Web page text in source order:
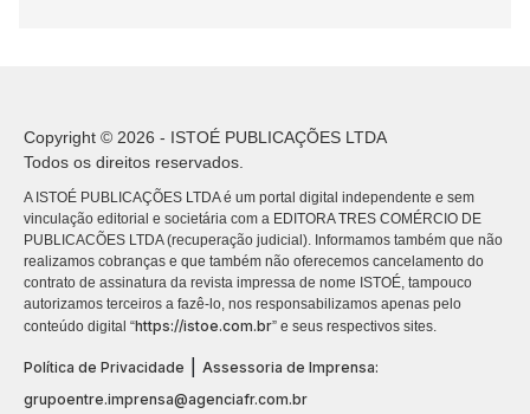
Copyright © 2026 - ISTOÉ PUBLICAÇÕES LTDA
Todos os direitos reservados.
A ISTOÉ PUBLICAÇÕES LTDA é um portal digital independente e sem
vinculação editorial e societária com a EDITORA TRES COMÉRCIO DE
PUBLICACÕES LTDA (recuperação judicial). Informamos também que não
realizamos cobranças e que também não oferecemos cancelamento do
contrato de assinatura da revista impressa de nome ISTOÉ, tampouco
autorizamos terceiros a fazê-lo, nos responsabilizamos apenas pelo
conteúdo digital “https://istoe.com.br” e seus respectivos sites.
Política de Privacidade
Assessoria de Imprensa:
grupoentre.imprensa@agenciafr.com.br